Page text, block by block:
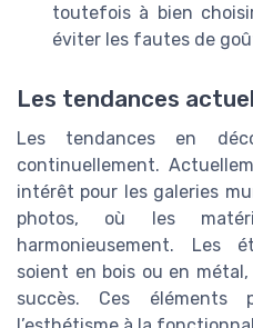
toutefois à bien
éviter les fautes de
Les tendances
Les tendances en
continuellement.
intérêt pour les galeries
photos, où les
harmonieusement. Les
soient en bois ou en
succès. Ces éléments